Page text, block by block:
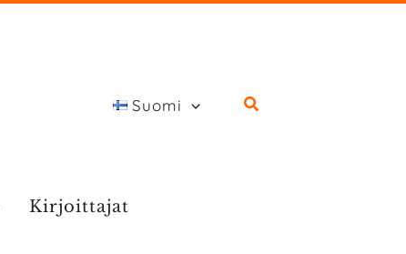
Suomi
Kirjoittajat